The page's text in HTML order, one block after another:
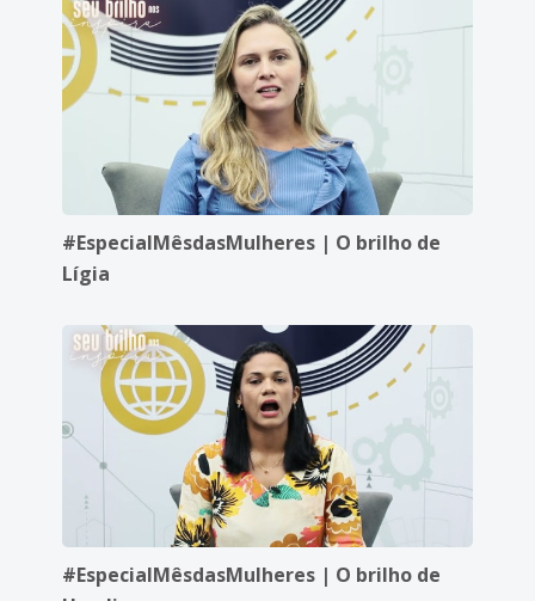
#EspecialMêsdasMulheres | O brilho de
Lígia
#EspecialMêsdasMulheres | O brilho de